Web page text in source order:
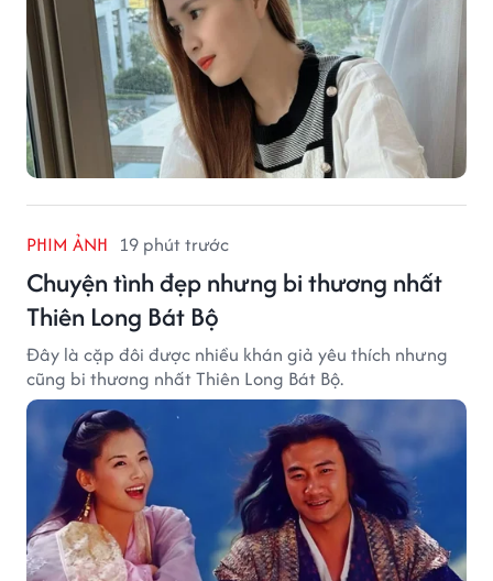
PHIM ẢNH 19 phút trước
Chuyện tình đẹp nhưng bi thương nhất
Thiên Long Bát Bộ
Đây là cặp đôi được nhiều khán giả yêu thích nhưng
cũng bi thương nhất Thiên Long Bát Bộ.